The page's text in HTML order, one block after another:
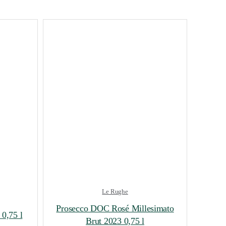
0,75 l
Le Rughe
Prosecco DOC Rosé Millesimato
Brut 2023 0,75 l